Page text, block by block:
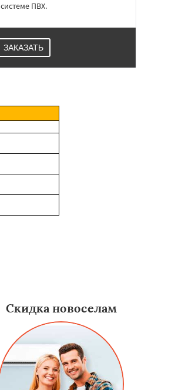
системе ПВХ.
ЗАКАЗАТЬ
Скидка новоселам